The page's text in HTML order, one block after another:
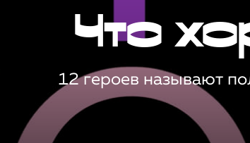
Что
12 героев называют